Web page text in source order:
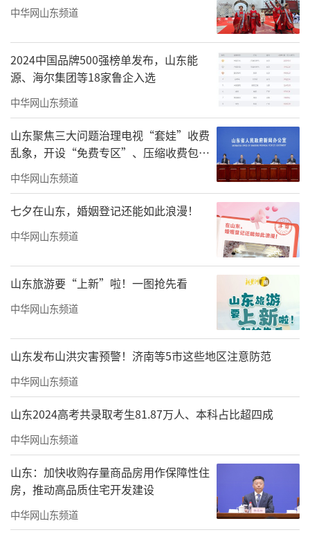
列运营有限公司市场运营部经理张宜亮说，通
过海铁联运方式，山东中欧班列把运营线路起
点延伸到日本、韩国，日韩的货物经海运到达
青岛港，随后搭乘中欧班列运往中亚地区，目
前这一海铁联运服务已实现班期化、常态化运
营。
2024年1月2日，商品车海铁联运班列驶入山东港口烟台港汽车码头
（无人机照片）。新华社发（唐克 摄）
“钢铁驼队”翻越山河向西行，山东各沿
海港口也在紧张作业，让更多货物向东乘
船“出海”。近日，来自长沙、郑州、西安等
方向的1500辆新能源汽车陆续抵达山东港口烟
中华网山东频道
2024中国品牌500强榜单发布，山东能
源、海尔集团等18家鲁企入选
中华网山东频道
山东聚焦三大问题治理电视“套娃”收费
乱象，开设“免费专区”、压缩收费包比
例70%以上
中华网山东频道
七夕在山东，婚姻登记还能如此浪漫！
中华网山东频道
山东旅游要“上新”啦！一图抢先看
中华网山东频道
山东发布山洪灾害预警！济南等5市这些地区注意防范
中华网山东频道
山东2024高考共录取考生81.87万人、本科占比超四成
中华网山东频道
山东：加快收购存量商品房用作保障性住
房，推动高品质住宅开发建设
中华网山东频道